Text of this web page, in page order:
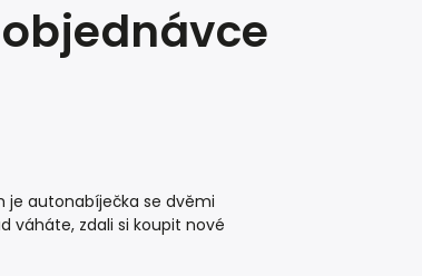
je autonabíječka se dvěmi
váháte, zdali si koupit nové